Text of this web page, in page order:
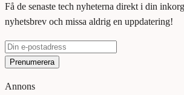
Få de senaste tech nyheterna direkt i din
nyhetsbrev och missa aldrig en uppdatering!
Prenumerera
Annons